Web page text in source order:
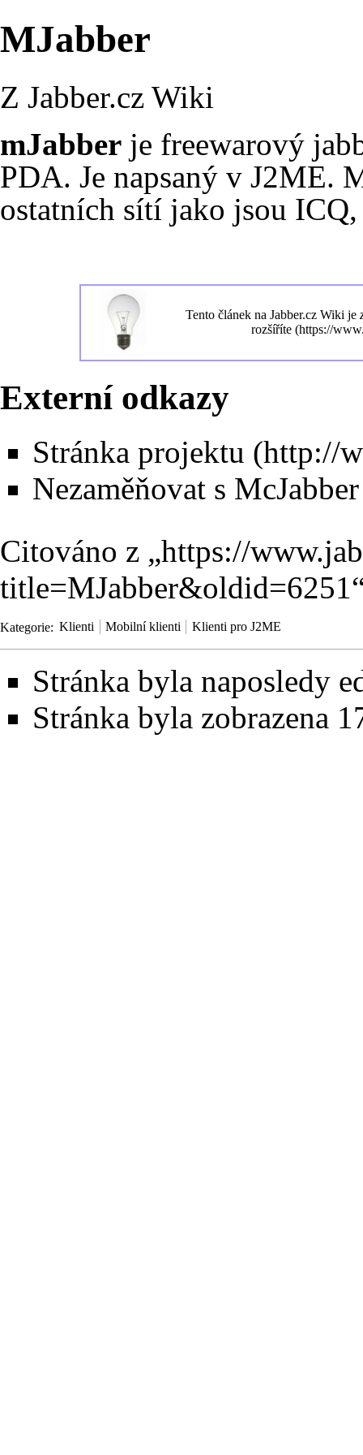
MJabber
Z Jabber.cz Wiki
mJabber je freewarový
PDA. Je napsaný v J2ME.
ostatních sítí jako jsou ICQ
Tento článek na Jabber.cz Wiki je
rozšíříte
Externí odkazy
Stránka projektu
Nezaměňovat s McJabber
Citováno z „https://
title=MJabber&oldid=6251
Kategorie: Klienti Mobilní klienti Klienti pro J2ME
Stránka byla naposledy
Stránka byla zobrazena